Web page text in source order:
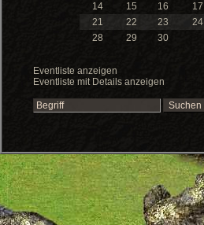
14
15 16 17
21
22 23 24
28
29 30
Eventliste anzeigen
Eventliste mit Details anzeigen